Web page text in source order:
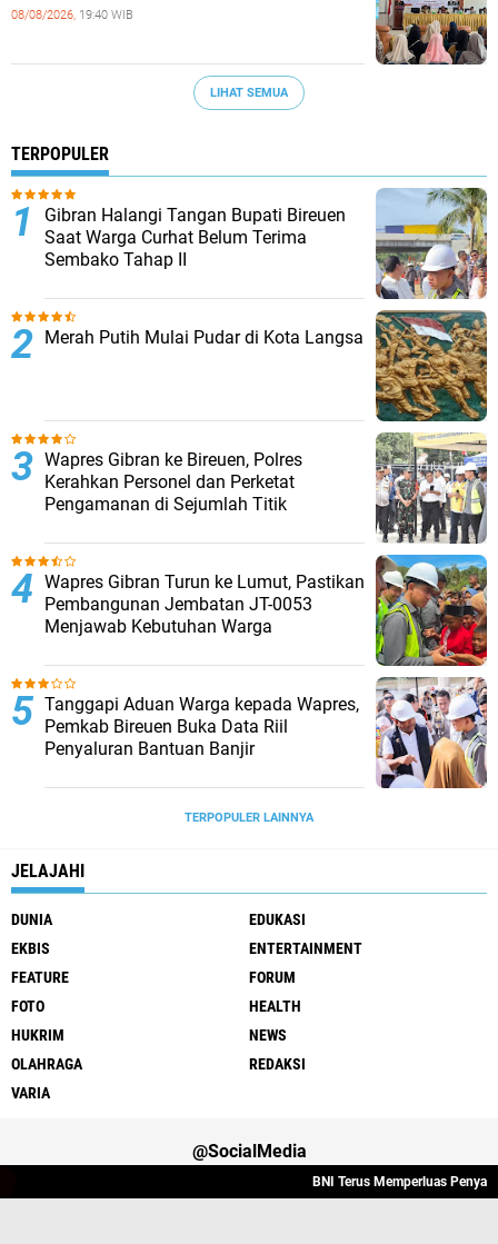
08/08/2026, 19:40 WIB
LIHAT SEMUA
TERPOPULER
Gibran Halangi Tangan Bupati Bireuen
Saat Warga Curhat Belum Terima
Sembako Tahap II
Merah Putih Mulai Pudar di Kota Langsa
Wapres Gibran ke Bireuen, Polres
Kerahkan Personel dan Perketat
Pengamanan di Sejumlah Titik
Wapres Gibran Turun ke Lumut, Pastikan
Pembangunan Jembatan JT-0053
Menjawab Kebutuhan Warga
Tanggapi Aduan Warga kepada Wapres,
Pemkab Bireuen Buka Data Riil
Penyaluran Bantuan Banjir
TERPOPULER LAINNYA
JELAJAHI
DUNIA
EDUKASI
EKBIS
ENTERTAINMENT
FEATURE
FORUM
FOTO
HEALTH
HUKRIM
NEWS
OLAHRAGA
REDAKSI
VARIA
@SocialMedia
BNI Terus Memperluas